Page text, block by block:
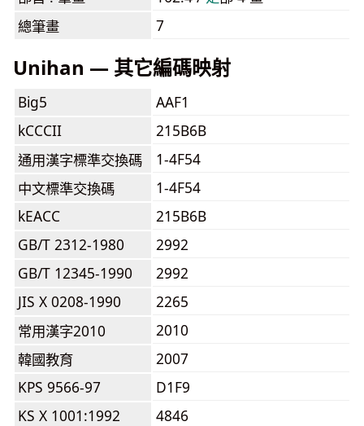
總筆畫
7
Unihan — 其它編碼映射
Big5
AAF1
kCCCII
215B6B
通用漢字標準交換碼
1-4F54
中文標準交換碼
1-4F54
kEACC
215B6B
GB/T 2312-1980
2992
GB/T 12345-1990
2992
JIS X 0208-1990
2265
常用漢字2010
2010
韓國教育
2007
KPS 9566-97
D1F9
KS X 1001:1992
4846